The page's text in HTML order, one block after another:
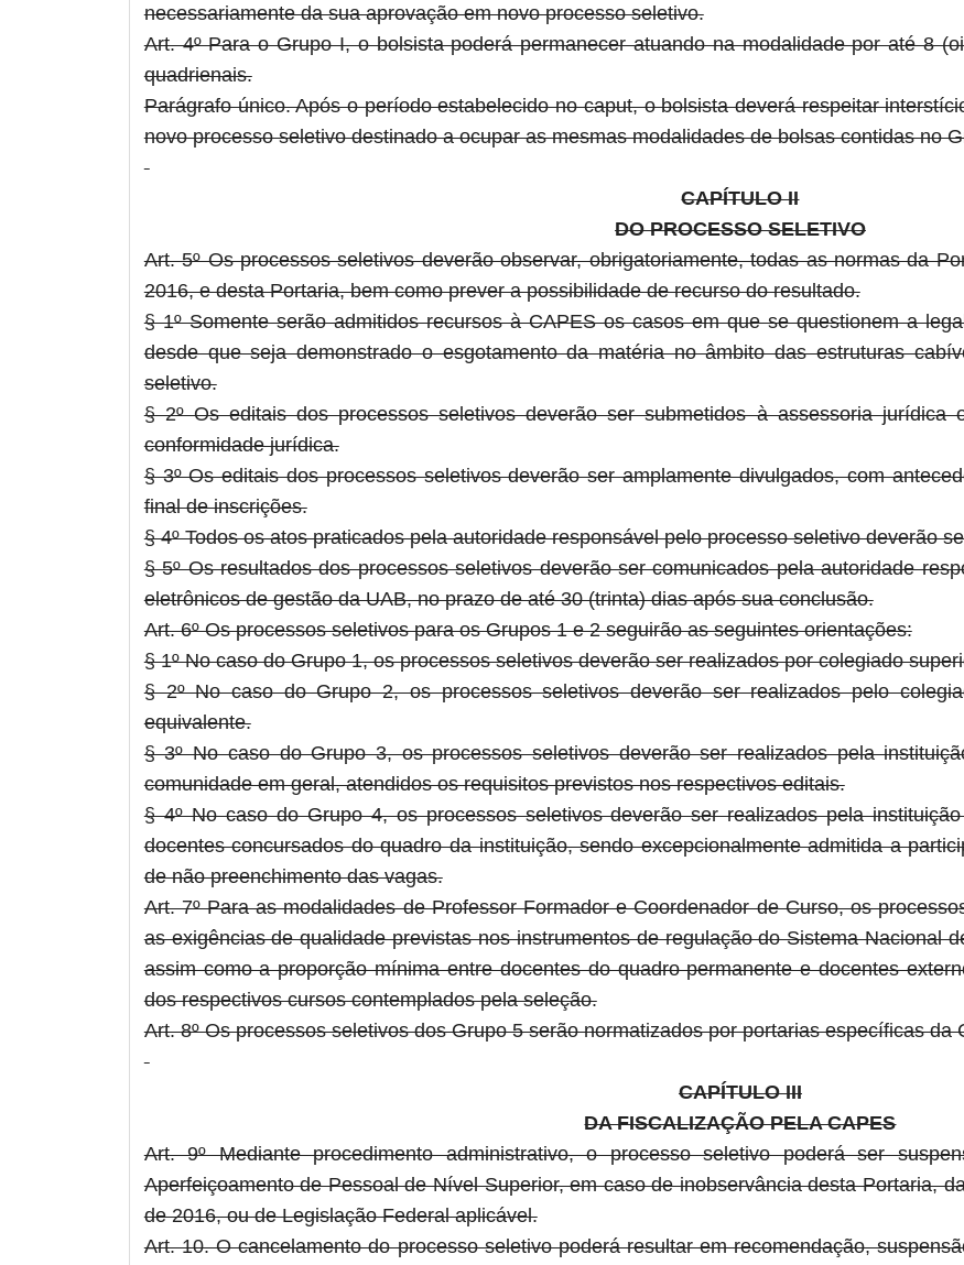
necessariamente da sua aprovação em novo processo seletivo.
Art. 4º Para o Grupo I, o bolsista poderá permanecer atuando na modalidade por até 8
quadrienais.
Parágrafo único. Após o período estabelecido no caput, o bolsista deverá respeitar
novo processo seletivo destinado a ocupar as mesmas modalidades de bolsas contidas no
CAPÍTULO II
DO PROCESSO SELETIVO
Art. 5º Os processos seletivos deverão observar, obrigatoriamente, todas as normas da
2016, e desta Portaria, bem como prever a possibilidade de recurso do resultado.
§ 1º Somente serão admitidos recursos à CAPES os casos em que se questionem a
desde que seja demonstrado o esgotamento da matéria no âmbito das estruturas
seletivo.
§ 2º Os editais dos processos seletivos deverão ser submetidos à assessoria jurídica
conformidade jurídica.
§ 3º Os editais dos processos seletivos deverão ser amplamente divulgados, com
final de inscrições.
§ 4º Todos os atos praticados pela autoridade responsável pelo processo seletivo deverão
§ 5º Os resultados dos processos seletivos deverão ser comunicados pela autoridade
eletrônicos de gestão da UAB, no prazo de até 30 (trinta) dias após sua conclusão.
Art. 6º Os processos seletivos para os Grupos 1 e 2 seguirão as seguintes orientações:
§ 1º No caso do Grupo 1, os processos seletivos deverão ser realizados por colegiado
§ 2º No caso do Grupo 2, os processos seletivos deverão ser realizados pelo
equivalente.
§ 3º No caso do Grupo 3, os processos seletivos deverão ser realizados pela
comunidade em geral, atendidos os requisitos previstos nos respectivos editais.
§ 4º No caso do Grupo 4, os processos seletivos deverão ser realizados pela
docentes concursados do quadro da instituição, sendo excepcionalmente admitida a
de não preenchimento das vagas.
Art. 7º Para as modalidades de Professor Formador e Coordenador de Curso, os
as exigências de qualidade previstas nos instrumentos de regulação do Sistema Nacional
assim como a proporção mínima entre docentes do quadro permanente e docentes
dos respectivos cursos contemplados pela seleção.
Art. 8º Os processos seletivos dos Grupo 5 serão normatizados por portarias específicas da
CAPÍTULO III
DA FISCALIZAÇÃO PELA CAPES
Art. 9º Mediante procedimento administrativo, o processo seletivo poderá ser
Aperfeiçoamento de Pessoal de Nível Superior, em caso de inobservância desta Portaria,
de 2016, ou de Legislação Federal aplicável.
Art. 10. O cancelamento do processo seletivo poderá resultar em recomendação,